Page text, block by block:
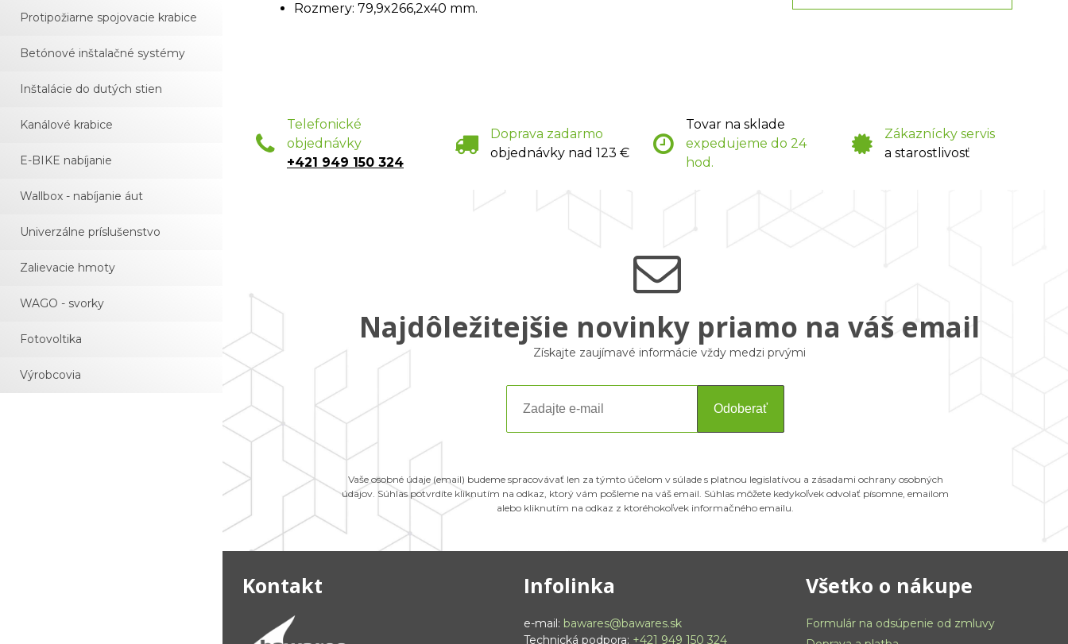
Protipožiarne spojovacie krabice
Betónové inštalačné systémy
Inštalácie do dutých stien
Kanálové krabice
E-BIKE nabíjanie
Wallbox - nabíjanie áut
Univerzálne príslušenstvo
Zalievacie hmoty
WAGO - svorky
Fotovoltika
Výrobcovia
Rozmery: 79,9x266,2x40 mm.
Telefonické
objednávky
+421 949 150 324
Doprava zadarmo
objednávky nad 123 €
Tovar na sklade
expedujeme do 24
hod.
Zákaznícky servis
a starostlivosť
Najdôležitejšie novinky priamo na váš email
Získajte zaujímavé informácie vždy medzi prvými
Odoberať
Vaše osobné údaje (email) budeme spracovávať len za týmto účelom v súlade s platnou legislatívou a zásadami ochrany osobných
údajov. Súhlas potvrdíte kliknutím na odkaz, ktorý vám pošleme na váš email. Súhlas môžete kedykoľvek odvolať písomne, emailom
alebo kliknutím na odkaz z ktoréhokoľvek informačného emailu.
Kontakt Infolinka
e-mail: bawares@bawares.sk
Technická podpora: +421 949 150 324
Všetko o nákupe
Formulár na odsúpenie od zmluvy